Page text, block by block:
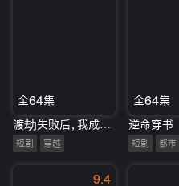
全64集
短剧 穿越
全64集
逆命穿书
短剧 都市
9.4